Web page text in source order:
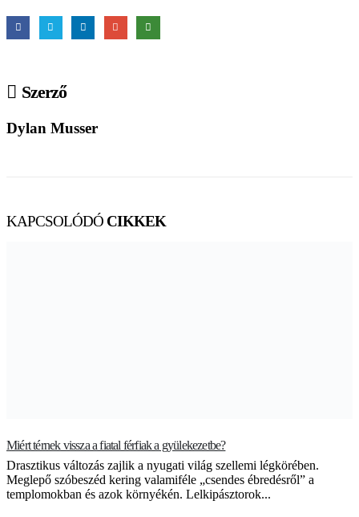
Szerző
Dylan Musser
KAPCSOLÓDÓ CIKKEK
Miért térnek vissza a fiatal férfiak a gyülekezetbe?
Drasztikus változás zajlik a nyugati világ szellemi légkörében.
Meglepő szóbeszéd kering valamiféle „csendes ébredésről” a
templomokban és azok környékén. Lelkipásztorok...